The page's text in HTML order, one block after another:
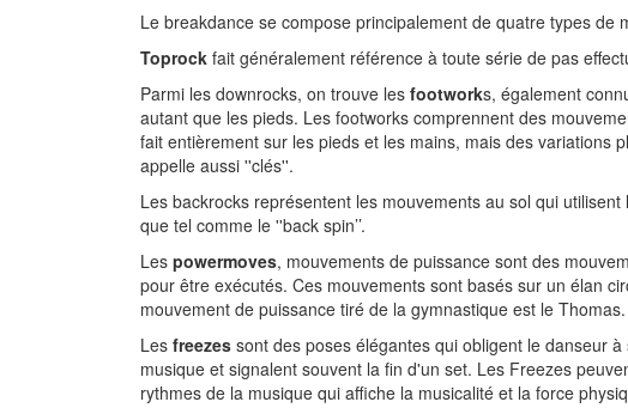
Le breakdance se compose principalement de quatre types de
Toprock fait généralement référence à toute série de pas
Parmi les downrocks, on trouve les footworks, également
autant que les pieds. Les footworks comprennent des
fait entièrement sur les pieds et les mains, mais des variations
appelle aussi ''clés''.
Les backrocks représentent les mouvements au sol qui
que tel comme le ''back spin’’.
Les powermoves, mouvements de puissance sont des
pour être exécutés. Ces mouvements sont basés sur un élan
mouvement de puissance tiré de la gymnastique est le Thomas.
Les freezes sont des poses élégantes qui obligent le danseur
musique et signalent souvent la fin d'un set. Les Freezes
rythmes de la musique qui affiche la musicalité et la force